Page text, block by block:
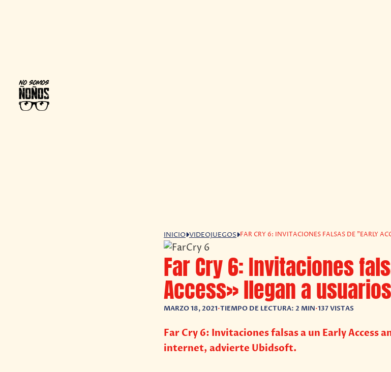
INICIO VIDEOJUEGOS FAR CRY 6: INVITACIONES FALSAS DE "EARLY
Far Cry 6: Invitaciones
Access» llegan a usuarios
MARZO 18, 2021•TIEMPO DE LECTURA: 2 MIN•137 VISTAS
Far Cry 6: Invitaciones falsas a un Early Access
internet, advierte Ubidsoft.